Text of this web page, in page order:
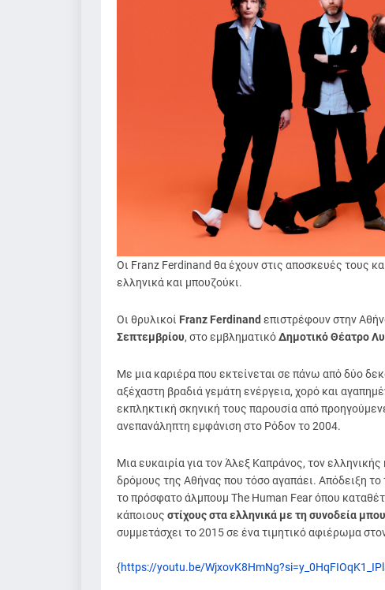
Οι Franz Ferdinand θα έχουν στις αποσκευές τους
ελληνικά και μπουζούκι.
Οι θρυλικοί Franz Ferdinand επιστρέφουν στην
Σεπτεμβρίου, στο εμβληματικόΔημοτικό Θέατρο
Με μια καριέρα που εκτείνεται σε πάνω από δύο
αξέχαστη βραδιά γεμάτη ενέργεια, χορό και
εκπληκτική σκηνική τους παρουσία από
ανεπανάληπτη εμφάνιση στο Ρόδον το 2004.
Μια ευκαιρία για τον Άλεξ Καπράνος, τον
δρόμους της Αθήνας που τόσο αγαπάει. Απόδειξη το
το πρόσφατο άλμπουμ The Human Fear όπου
κάποιους στίχους στα ελληνικά με τη συνοδεία
συμμετάσχει το 2015 σε ένα τιμητικό αφιέρωμα
{https://youtu.be/